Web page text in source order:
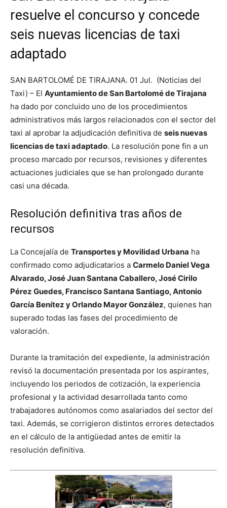
resuelve el concurso y concede
seis nuevas licencias de taxi
adaptado
SAN BARTOLOMÉ DE TIRAJANA. 01 Jul. (Noticias del
Taxi) – El Ayuntamiento de San Bartolomé de Tirajana
ha dado por concluido uno de los procedimientos
administrativos más largos relacionados con el sector del
taxi al aprobar la adjudicación definitiva de seis nuevas
licencias de taxi adaptado. La resolución pone fin a un
proceso marcado por recursos, revisiones y diferentes
actuaciones judiciales que se han prolongado durante
casi una década.
Resolución definitiva tras años de
recursos
La Concejalía de Transportes y Movilidad Urbana ha
confirmado como adjudicatarios a Carmelo Daniel Vega
Alvarado, José Juan Santana Caballero, José Cirilo
Pérez Guedes, Francisco Santana Santiago, Antonio
García Benítez y Orlando Mayor González, quienes han
superado todas las fases del procedimiento de
valoración.
Durante la tramitación del expediente, la administración
revisó la documentación presentada por los aspirantes,
incluyendo los periodos de cotización, la experiencia
profesional y la actividad desarrollada tanto como
trabajadores autónomos como asalariados del sector del
taxi. Además, se corrigieron distintos errores detectados
en el cálculo de la antigüedad antes de emitir la
resolución definitiva.